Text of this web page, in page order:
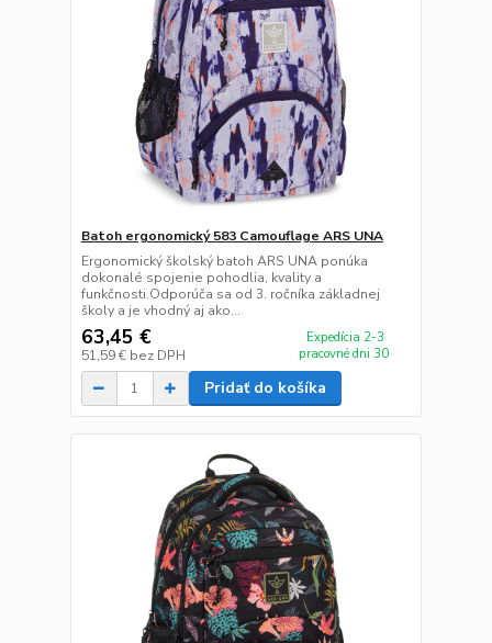
Batoh ergonomický 583 Camouflage ARS UNA
Ergonomický školský batoh ARS UNA ponúka
dokonalé spojenie pohodlia, kvality a
funkčnosti.Odporúča sa od 3. ročníka základnej
školy a je vhodný aj ako...
63,45 €
51,59 € bez DPH
Expedícia 2-3
pracovné dni 30
Pridať do košíka